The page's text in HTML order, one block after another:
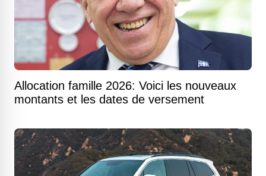
Allocation famille 2026: Voici les nouveaux
montants et les dates de versement